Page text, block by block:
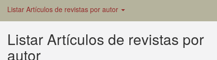
Listar Artículos de revistas por autor
Listar Artículos de revistas por
autor